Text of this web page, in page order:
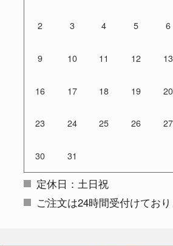
2 3 4 5 6
9 10 11 12 13
16 17 18 19 20
23 24 25 26 27
30 31
定休日：土日祝
ご注文は24時間受付けてお